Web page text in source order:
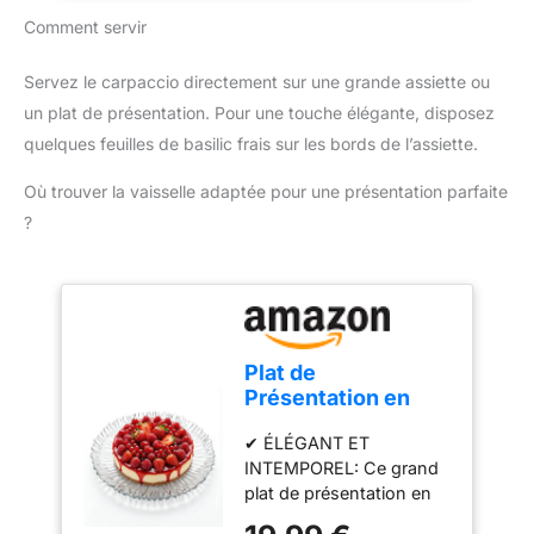
lave-vaisselle FABRIQUE
EN France
acier revêtu épaisseur
0.60mm, anti-adhésif,
revêtement Skandia by
Whitford pour une
optimale des
des plaques : l’air circule
plus facilement, la pâte
est plus dorée, plus
croustillante Très bonne
résistance aux rayures,
aux taches et jusqu’à
une température de
230°C au four. Facile à
nettoyer : lavage à la
main avec du liquide
Comment servir
Servez le carpaccio directement sur une grande assiette ou
un plat de présentation. Pour une touche élégante, disposez
quelques feuilles de basilic frais sur les bords de l’assiette.
Où trouver la vaisselle adaptée pour une présentation parfaite
?
Plat de
Présentation en
Grand Plateau de
Service
Transparent, Plat à
Gâteau, Plateau
✔ ÉLÉGANT ET
INTEMPOREL: Ce grand
plat de présentation en